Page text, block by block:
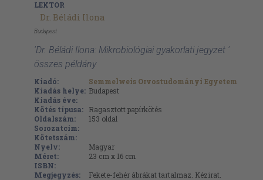
LEKTOR
Dr. Béládi Ilona
Budapest
'Dr. Béládi Ilona: Mikrobiológiai gyakorlati jegyzet '
összes példány
Kiadó:
Semmelweis Orvostudományi Egyetem
Kiadás helye: Budapest
Kiadás éve:
Kötés típusa:
Ragasztott papírkötés
Oldalszám:
153 oldal
Sorozatcím:
Kötetszám:
Nyelv:
Magyar
Méret:
23 cm x 16 cm
ISBN:
Megjegyzés:
Fekete-fehér ábrákat tartalmaz. Kézirat.